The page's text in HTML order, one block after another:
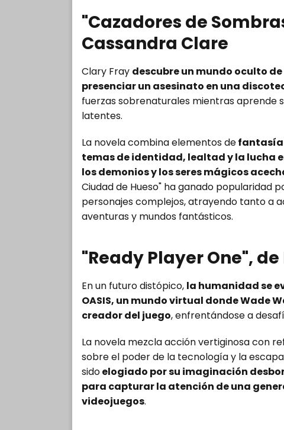
"Cazadores de
Cassandra Clare
Clary Fray descubre un mundo oculto
presenciar un asesinato en una
fuerzas sobrenaturales mientras aprende
latentes.
La novela combina elementos defantasía
temas de identidad, lealtad y la lucha
los demonios y los seres mágicos
Ciudad de Hueso" ha ganado popularidad
personajes complejos, atrayendo tanto a
aventuras y mundos fantásticos.
"Ready Player One",
En un futuro distópico, la humanidad se
OASIS, un mundo virtual donde Wade
creador del juego, enfrentándose a
La novela mezcla acción vertiginosa con
sobre el poder de la tecnología y la
sidoelogiado por su imaginación
para capturar la atención de una
videojuegos.